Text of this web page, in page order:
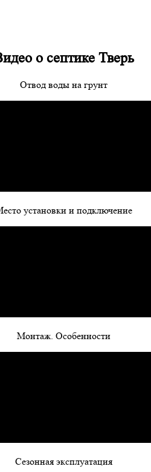
о септике Тверь
Отвод воды на грунт
установки и подключение
Монтаж. Особенности
Сезонная эксплуатация